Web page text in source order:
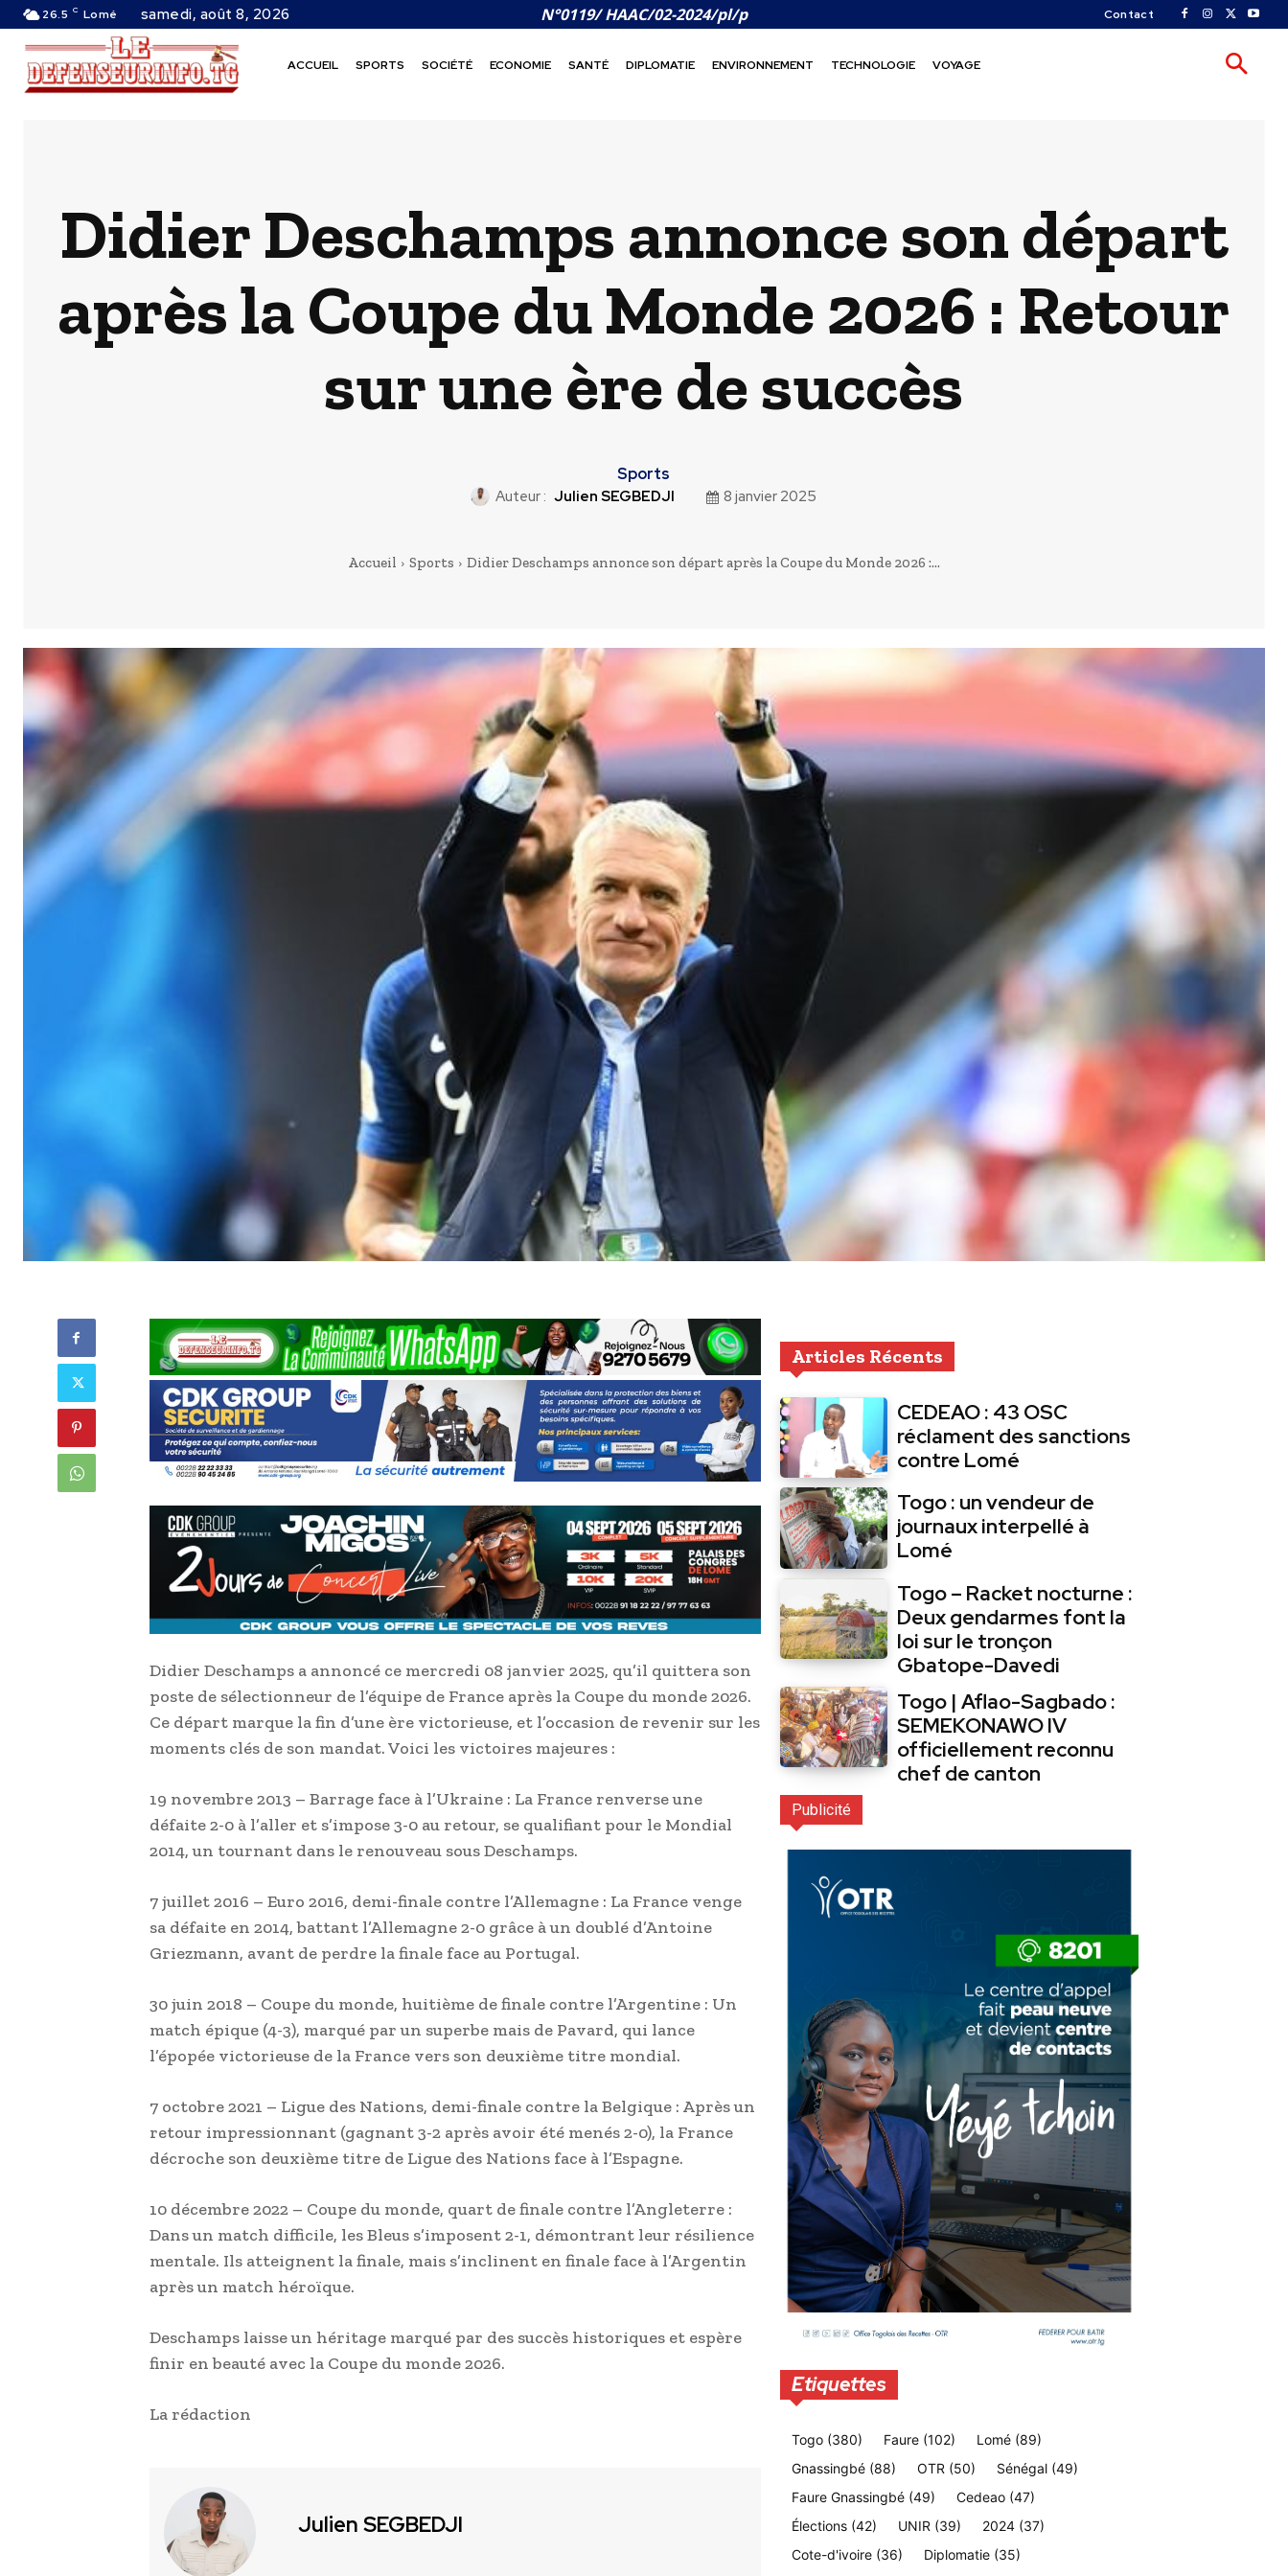
26.5 C Lomé samedi, août 8, 2026 N°0119/ HAAC/02-2024/pl/p Contact
ACCUEIL SPORTS SOCIÉTÉ ECONOMIE SANTÉ DIPLOMATIE ENVIRONNEMENT TECHNOLOGIE VOYAGE
Didier Deschamps annonce son départ
après la Coupe du Monde 2026 : Retour
sur une ère de succès
Sports
Auteur : Julien SEGBEDJI 8 janvier 2025
Accueil Sports Didier Deschamps annonce son départ après la Coupe du Monde 2026 :...
Didier Deschamps a annoncé ce mercredi 08 janvier 2025, qu’il quittera son
poste de sélectionneur de l’équipe de France après la Coupe du monde 2026.
Ce départ marque la fin d’une ère victorieuse, et l’occasion de revenir sur les
moments clés de son mandat. Voici les victoires majeures :
19 novembre 2013 – Barrage face à l’Ukraine : La France renverse une
défaite 2-0 à l’aller et s’impose 3-0 au retour, se qualifiant pour le Mondial
2014, un tournant dans le renouveau sous Deschamps.
7 juillet 2016 – Euro 2016, demi-finale contre l’Allemagne : La France venge
sa défaite en 2014, battant l’Allemagne 2-0 grâce à un doublé d’Antoine
Griezmann, avant de perdre la finale face au Portugal.
30 juin 2018 – Coupe du monde, huitième de finale contre l’Argentine : Un
match épique (4-3), marqué par un superbe mais de Pavard, qui lance
l’épopée victorieuse de la France vers son deuxième titre mondial.
7 octobre 2021 – Ligue des Nations, demi-finale contre la Belgique : Après un
retour impressionnant (gagnant 3-2 après avoir été menés 2-0), la France
décroche son deuxième titre de Ligue des Nations face à l’Espagne.
10 décembre 2022 – Coupe du monde, quart de finale contre l’Angleterre :
Dans un match difficile, les Bleus s’imposent 2-1, démontrant leur résilience
mentale. Ils atteignent la finale, mais s’inclinent en finale face à l’Argentin
après un match héroïque.
Deschamps laisse un héritage marqué par des succès historiques et espère
finir en beauté avec la Coupe du monde 2026.
La rédaction
Julien SEGBEDJI
Articles Récents
CEDEAO : 43 OSC
réclament des sanctions
contre Lomé
Togo : un vendeur de
journaux interpellé à
Lomé
Togo – Racket nocturne :
Deux gendarmes font la
loi sur le tronçon
Gbatope-Davedi
Togo | Aflao-Sagbado :
SEMEKONAWO IV
officiellement reconnu
chef de canton
Publicité
Etiquettes
Togo (380) Faure (102) Lomé (89)
Gnassingbé (88) OTR (50) Sénégal (49)
Faure Gnassingbé (49) Cedeao (47)
Élections (42) UNIR (39) 2024 (37)
Cote-d'ivoire (36) Diplomatie (35)